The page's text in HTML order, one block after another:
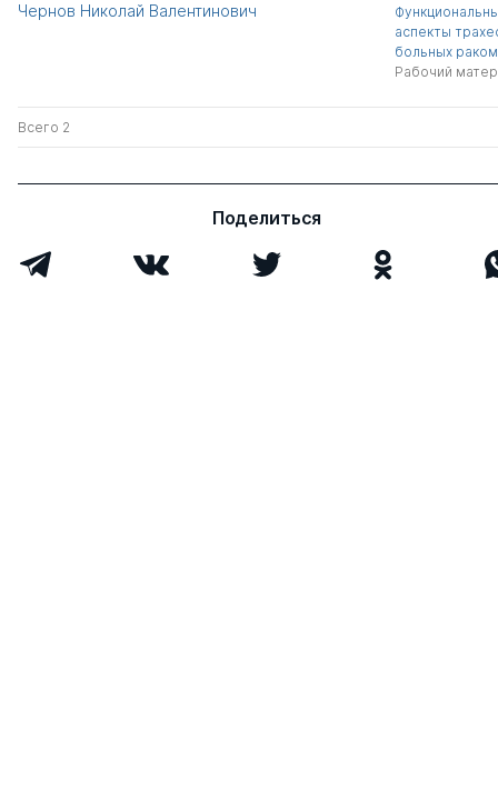
Чернов Николай Валентинович
аспекты
больных
Рабочий
Всего 2
Поделиться